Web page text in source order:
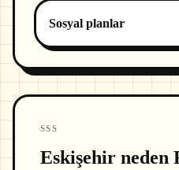
Sosyal planlar
SSS
Eskişehir neden